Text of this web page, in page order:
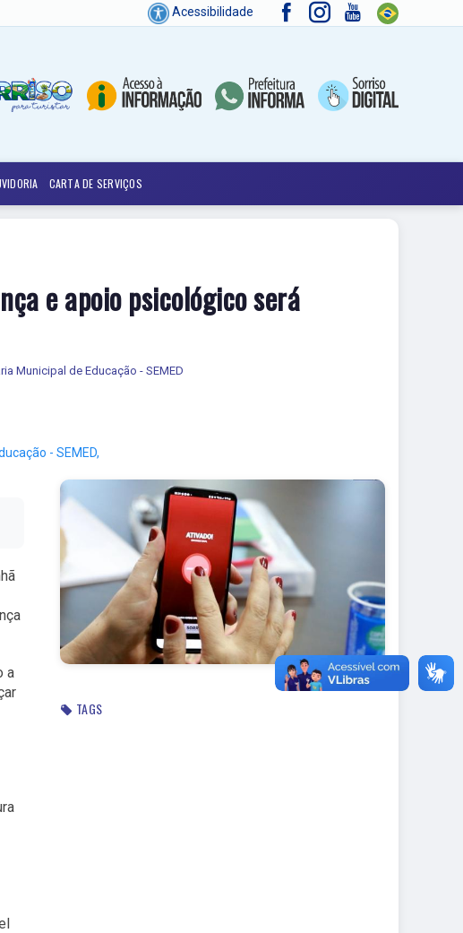
Acessibilidade
CARTA DE SERVIÇOS
e apoio psicológico será
Municipal de Educação - SEMED
- SEMED,
a
TAGS